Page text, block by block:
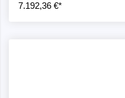
7.192,36 €*